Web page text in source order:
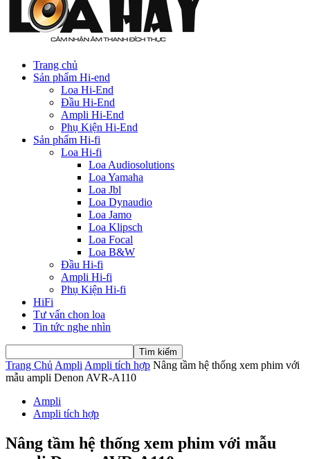
Trang chủ
Sản phẩm Hi-end
Loa Hi-End
Đầu Hi-End
Ampli Hi-End
Phụ Kiện Hi-End
Sản phẩm Hi-fi
Loa Hi-fi
Loa Audiosolutions
Loa Yamaha
Loa Jbl
Loa Dynaudio
Loa Jamo
Loa Klipsch
Loa Focal
Loa B&W
Đầu Hi-fi
Ampli Hi-fi
Phụ Kiện Hi-fi
HiFi
Tư vấn chọn loa
Tin tức nghe nhìn
Trang Chủ Ampli Ampli tích hợp Nâng tầm hệ thống xem phim với
mẫu ampli Denon AVR-A110
Ampli
Ampli tích hợp
Nâng tầm hệ thống xem phim với mẫu